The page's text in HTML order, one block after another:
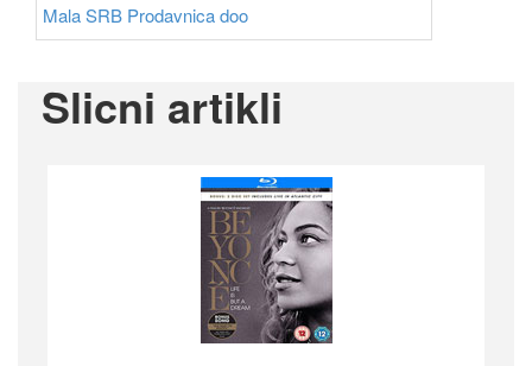
Mala SRB Prodavnica doo
Slicni artikli